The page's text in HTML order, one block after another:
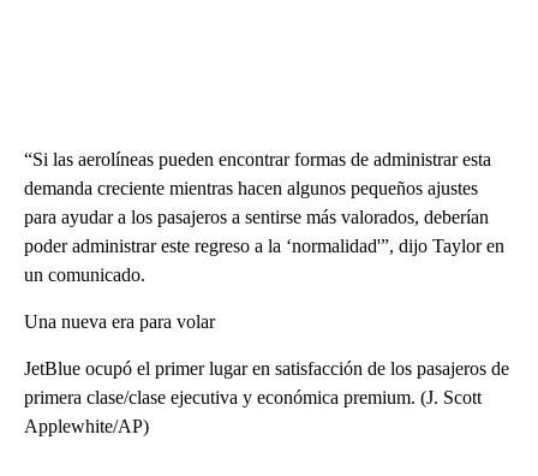
“Si las aerolíneas pueden encontrar formas de administrar esta
demanda creciente mientras hacen algunos pequeños ajustes
para ayudar a los pasajeros a sentirse más valorados, deberían
poder administrar este regreso a la ‘normalidad'”, dijo Taylor en
un comunicado.
Una nueva era para volar
JetBlue ocupó el primer lugar en satisfacción de los pasajeros de
primera clase/clase ejecutiva y económica premium. (J. Scott
Applewhite/AP)